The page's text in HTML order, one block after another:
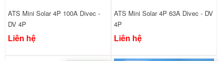
ATS Mini Solar 4P 100A Divec -
DV 4P
Liên hệ
ATS Mini Solar 4P 63A Divec - DV
4P
Liên hệ